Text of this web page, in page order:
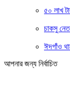
৫০ লাখ
চাকসু
ঈদগাঁও
আপনার জন্য নির্বাচিত